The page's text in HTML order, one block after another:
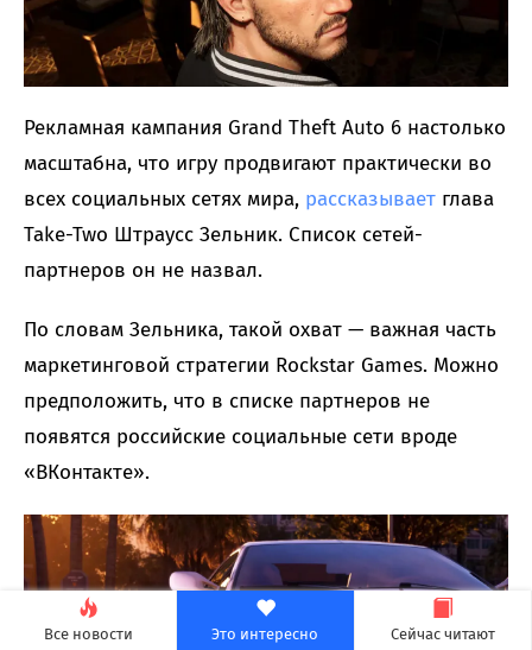
Все новости Это интересно Сейчас читают
Рекламная кампания Grand Theft Auto 6 настолько
масштабна, что игру продвигают практически во
всех социальных сетях мира, рассказывает глава
Take-Two Штраусс Зельник. Список сетей-
партнеров он не назвал.
По словам Зельника, такой охват — важная часть
маркетинговой стратегии Rockstar Games. Можно
предположить, что в списке партнеров не
появятся российские социальные сети вроде
«ВКонтакте».